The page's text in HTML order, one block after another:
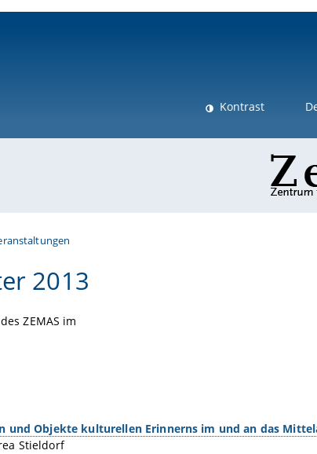
Kontrast
2013
ZEMAS im
und Objekte kulturellen Erinnerns im und an das
Stieldorf